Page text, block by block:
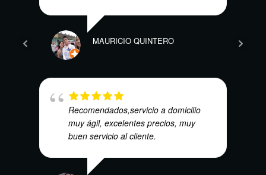
MAURICIO QUINTERO
Recomendados,servicio a domicilio
muy ágil, excelentes precios, muy
buen servicio al cliente.